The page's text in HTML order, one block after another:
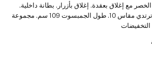
مع إغلاق بعقدة. إغلاق بأزرار. بطانة داخلية.
العارضة طولها 145 سم وترتدي مقاس 10. طول الجمبسوت 109 سم. مجموعة
التخفيضات